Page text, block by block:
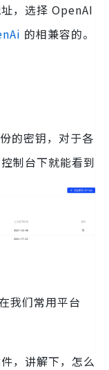
，选择 OpenAI
的相兼容的。
的密钥，对于各
制台下就能看到
我们常用平台
，讲解下，怎么